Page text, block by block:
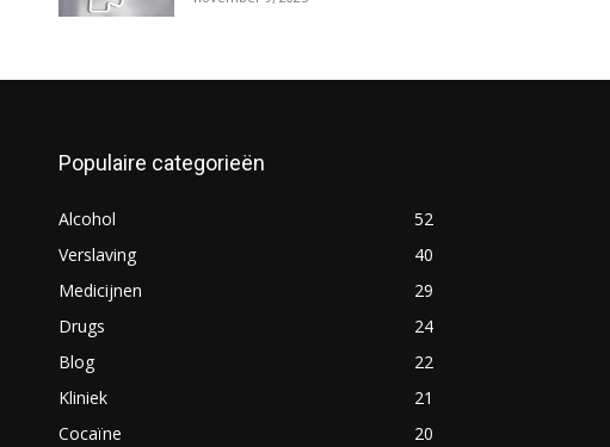
Populaire categorieën
Alcohol
52
Verslaving
40
Medicijnen
29
Drugs
24
Blog
22
Kliniek
21
Cocaïne
20